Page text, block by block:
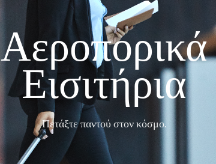
Αεροπορικά
Εισιτήρια
Πετάξτε παντού στον κόσμο.